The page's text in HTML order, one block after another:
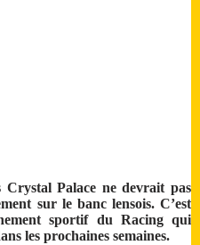
Palace ne devrait pas
sur le banc lensois. C’est
sportif du Racing qui
les prochaines semaines.